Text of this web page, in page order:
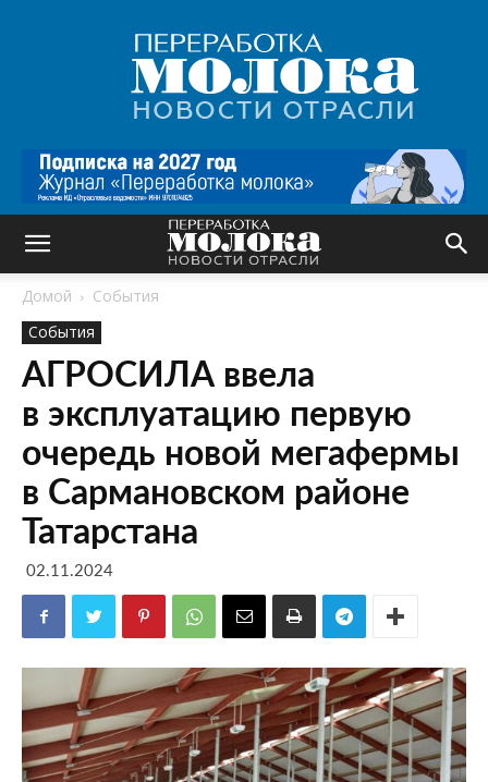
Переработка
молока
|
Новости
Домой
События
События
АГРОСИЛА ввела
в эксплуатацию первую
очередь новой мегафермы
в Сармановском районе
Татарстана
02.11.2024